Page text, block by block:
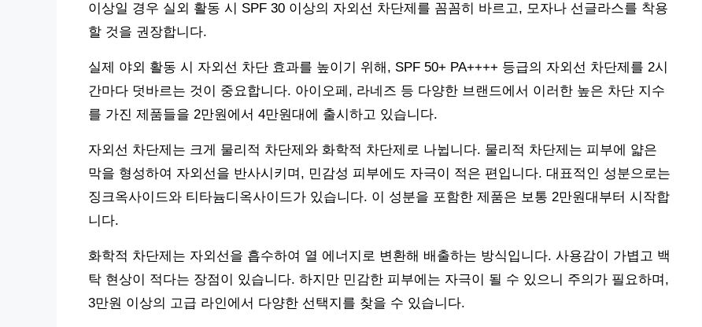
이상일 경우 실외 활동 시 SPF 30 이상의 자외선 차단제를 꼼꼼히 바르고, 모자나 선글라스를 착용
할 것을 권장합니다.
실제 야외 활동 시 자외선 차단 효과를 높이기 위해, SPF 50+ PA++++ 등급의 자외선 차단제를 2시
간마다 덧바르는 것이 중요합니다. 아이오페, 라네즈 등 다양한 브랜드에서 이러한 높은 차단 지수
를 가진 제품들을 2만원에서 4만원대에 출시하고 있습니다.
자외선 차단제는 크게 물리적 차단제와 화학적 차단제로 나뉩니다. 물리적 차단제는 피부에 얇은
막을 형성하여 자외선을 반사시키며, 민감성 피부에도 자극이 적은 편입니다. 대표적인 성분으로는
징크옥사이드와 티타늄디옥사이드가 있습니다. 이 성분을 포함한 제품은 보통 2만원대부터 시작합
니다.
화학적 차단제는 자외선을 흡수하여 열 에너지로 변환해 배출하는 방식입니다. 사용감이 가볍고 백
탁 현상이 적다는 장점이 있습니다. 하지만 민감한 피부에는 자극이 될 수 있으니 주의가 필요하며,
3만원 이상의 고급 라인에서 다양한 선택지를 찾을 수 있습니다.